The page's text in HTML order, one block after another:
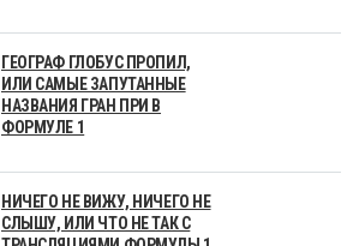
ГЕОГРАФ ГЛОБУС ПРОПИЛ,
ИЛИ САМЫЕ ЗАПУТАННЫЕ
НАЗВАНИЯ ГРАН ПРИ В
ФОРМУЛЕ 1
НИЧЕГО НЕ ВИЖУ, НИЧЕГО НЕ
СЛЫШУ, ИЛИ ЧТО НЕ ТАК С